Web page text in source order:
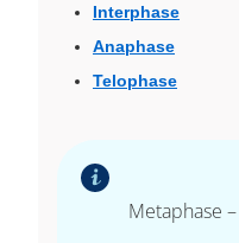
Interphase
Anaphase
Telophase
Metaphase